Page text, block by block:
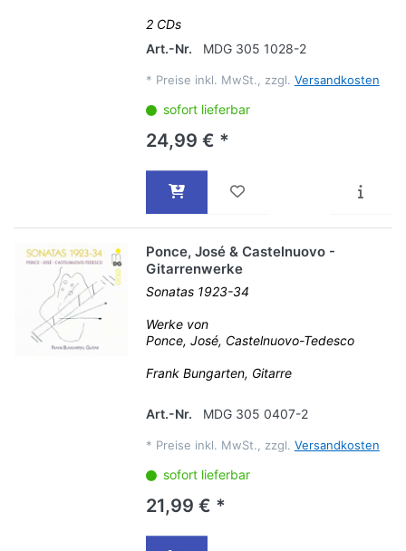
2 CDs
Art.-Nr.
MDG 305 1028-2
* Preise inkl. MwSt., zzgl. Versandkosten
sofort lieferbar
24,99 € *
Ponce, José & Castelnuovo -
Gitarrenwerke
Sonatas 1923-34
Werke von
Ponce, José, Castelnuovo-Tedesco
Frank Bungarten, Gitarre
Art.-Nr. MDG 305 0407-2
* Preise inkl. MwSt., zzgl. Versandkosten
sofort lieferbar
21,99 € *